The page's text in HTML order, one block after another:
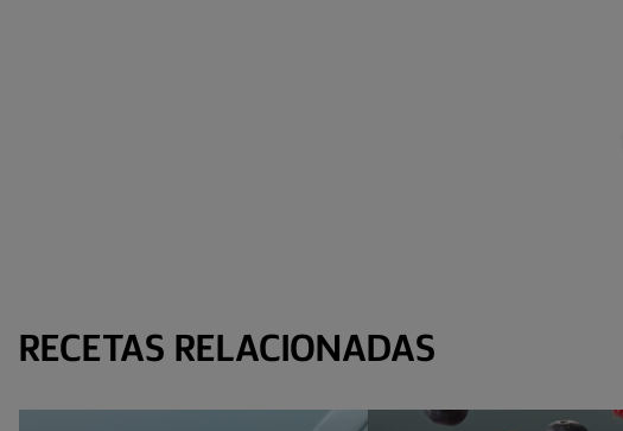
RECETAS RELACIONADAS